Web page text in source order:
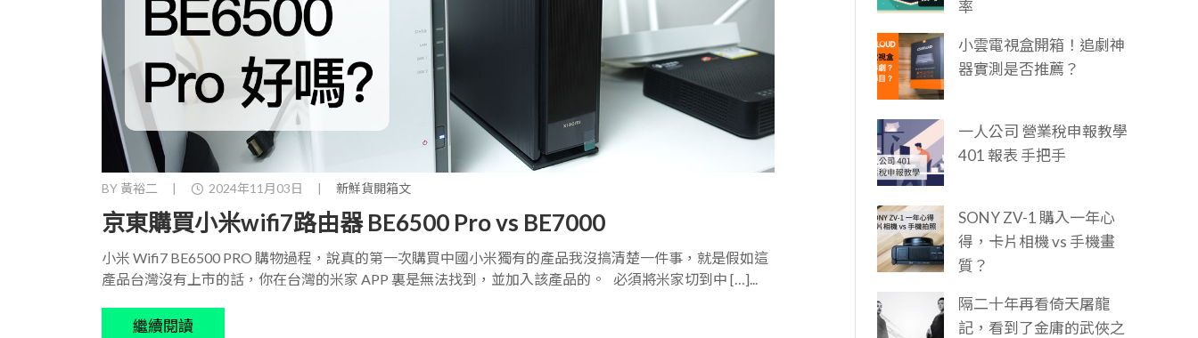
BY 黃裕二 | 2024年11月03日 | 新鮮貨開箱文
京東購買小米wifi7路由器 BE6500 Pro vs BE7000
小米 Wifi7 BE6500 PRO 購物過程，說真的第一次購買中國小米獨有的產品我沒搞清楚一件事，就是假如這
產品台灣沒有上市的話，你在台灣的米家 APP 裏是無法找到，並加入該產品的。 必須將米家切到中 […]...
繼續閱讀
率
小雲電視盒開箱！追劇神
器實測是否推薦？
一人公司 營業稅申報教學
401 報表 手把手
SONY ZV-1 購入一年心
得，卡片相機 vs 手機畫
質？
隔二十年再看倚天屠龍
記，看到了金庸的武俠之